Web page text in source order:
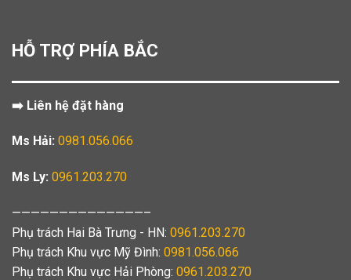
HỖ TRỢ PHÍA BẮC
➡️ Liên hệ đặt hàng
Ms Hải: 0981.056.066
Ms Ly: 0961.203.270
——————————————–
Phụ trách Hai Bà Trưng - HN: 0961.203.270
Phụ trách Khu vực Mỹ Đình: 0981.056.066
Phụ trách Khu vực Hải Phòng: 0961.203.270